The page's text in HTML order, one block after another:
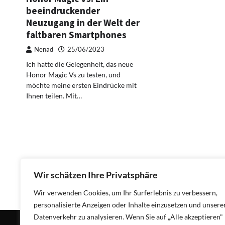
Wir schätzen Ihre Privatsphäre
Wir verwenden Cookies, um Ihr Surferlebnis zu verbessern,
personalisierte Anzeigen oder Inhalte einzusetzen und
Datenverkehr zu analysieren. Wenn Sie auf „Alle akzeptieren"
beeindruckender
Neuzugang in der Welt der
faltbaren Smartphones
Nenad 25/06/2023
Ich hatte die Gelegenheit, das neue
Honor Magic Vs zu testen, und
möchte meine ersten Eindrücke mit
Ihnen teilen. Mit…